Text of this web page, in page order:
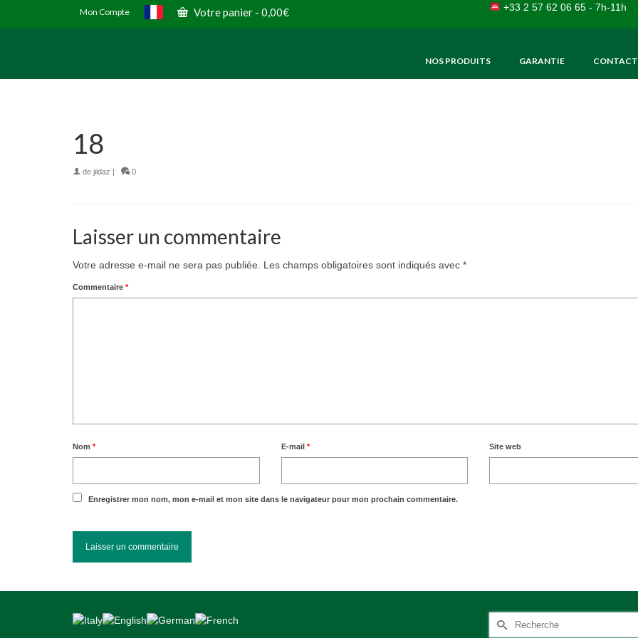
Mon Compte Votre panier - 0,00€ +33 2 57 62 06 65 - 7h-11h
NOS PRODUITS GARANTIE CONTACT
18
de jildaz | 0
Laisser un commentaire
Votre adresse e-mail ne sera pas publiée. Les champs obligatoires sont indiqués avec *
Commentaire *
Nom * E-mail * Site web
Enregistrer mon nom, mon e-mail et mon site dans le navigateur pour mon prochain commentaire.
Rechercher :